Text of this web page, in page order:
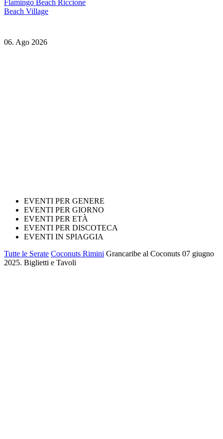
Flamingo Beach Riccione
Beach Village
06. Ago 2026
EVENTI PER GENERE
EVENTI PER GIORNO
EVENTI PER ETÀ
EVENTI PER DISCOTECA
EVENTI IN SPIAGGIA
Tutte le Serate Coconuts Rimini Grancaribe al Coconuts 07 giugno
2025. Biglietti e Tavoli